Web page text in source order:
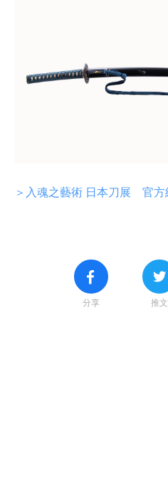
＞入魂之藝術 日本刀展 官方
分享 推文